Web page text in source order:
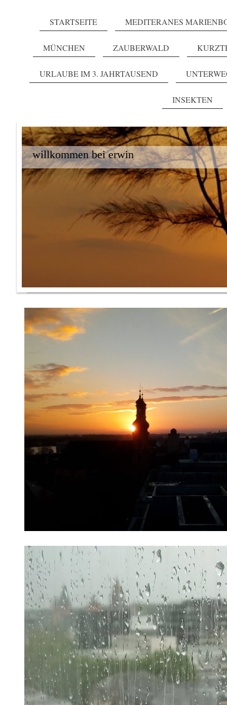
STARTSEITE MEDITERANES
MÜNCHEN ZAUBERWALD
URLAUBE IM 3. JAHRTAUSEND
INSEKTEN
willkommen bei erwin